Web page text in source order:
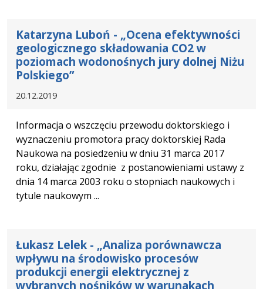
Katarzyna Luboń - „Ocena efektywności
geologicznego składowania CO2 w
poziomach wodonośnych jury dolnej Niżu
Polskiego”
20.12.2019
Informacja o wszczęciu przewodu doktorskiego i
wyznaczeniu promotora pracy doktorskiej Rada
Naukowa na posiedzeniu w dniu 31 marca 2017
roku, działając zgodnie z postanowieniami ustawy z
dnia 14 marca 2003 roku o stopniach naukowych i
tytule naukowym ...
Łukasz Lelek - „Analiza porównawcza
wpływu na środowisko procesów
produkcji energii elektrycznej z
wybranych nośników w warunakach